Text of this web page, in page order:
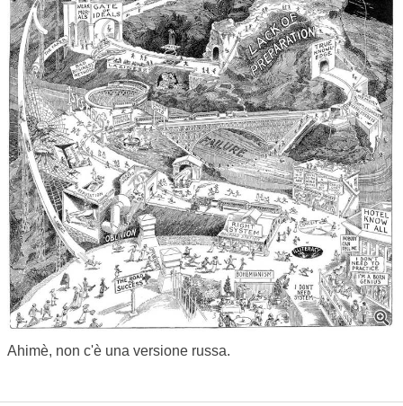
Ahimè, non c'è una versione russa.